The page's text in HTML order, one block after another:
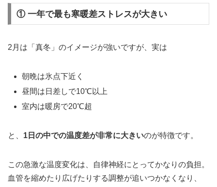
① 一年で最も寒暖差ストレスが大きい
2月は「真冬」のイメージが強いですが、実は
朝晩は氷点下近く
昼間は日差しで10℃以上
室内は暖房で20℃超
と、 1日の中での温度差が非常に大きいのが特徴です。
この急激な温度変化は、自律神経にとってかなりの負担。
血管を縮めたり広げたりする調整が追いつかなくなり、